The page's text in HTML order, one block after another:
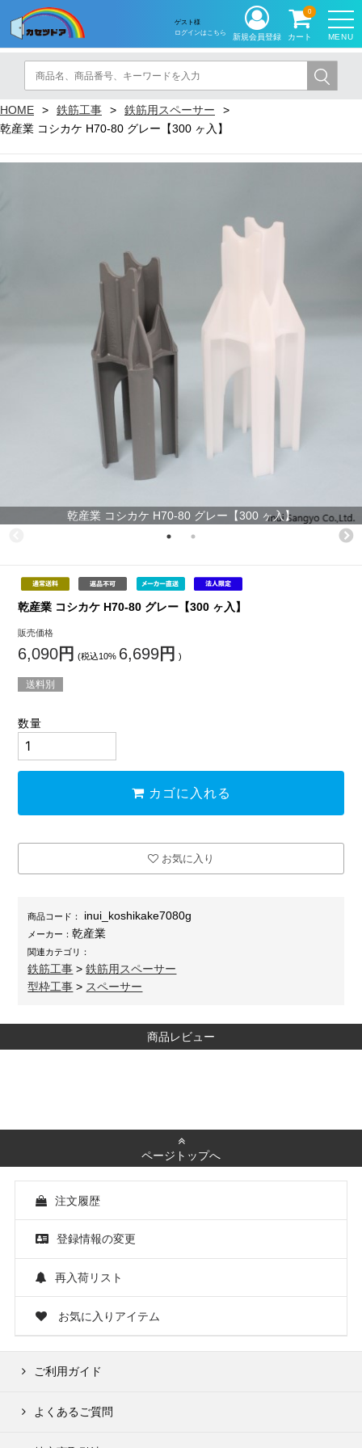
MENU
ゲスト様
ログインはこちら
新規会員登録 カート
0
HOME 鉄筋工事
鉄筋用スペーサー
乾産業 コシカケ H70-80 グレー【300 ヶ入】
乾産業 コシカケ H70-80 グレー【300 ヶ入】
乾産業 コシカケ H70-80 グレー【300 ヶ入】
販売価格
6,090円 (税込10% 6,699円 )
送料別
数量
カゴに入れる
お気に入り
商品コード： inui_koshikake7080g
メーカー：乾産業
関連カテゴリ：
鉄筋工事 >鉄筋用スペーサー
型枠工事 > スペーサー
商品レビュー
ページトップへ
注文履歴
登録情報の変更
再入荷リスト
お気に入りアイテム
ご利用ガイド
よくあるご質問